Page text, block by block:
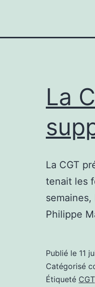
La
La CGT
tenait les
Philippe
Publié le 11
Catégorisé
Étiqueté CGT